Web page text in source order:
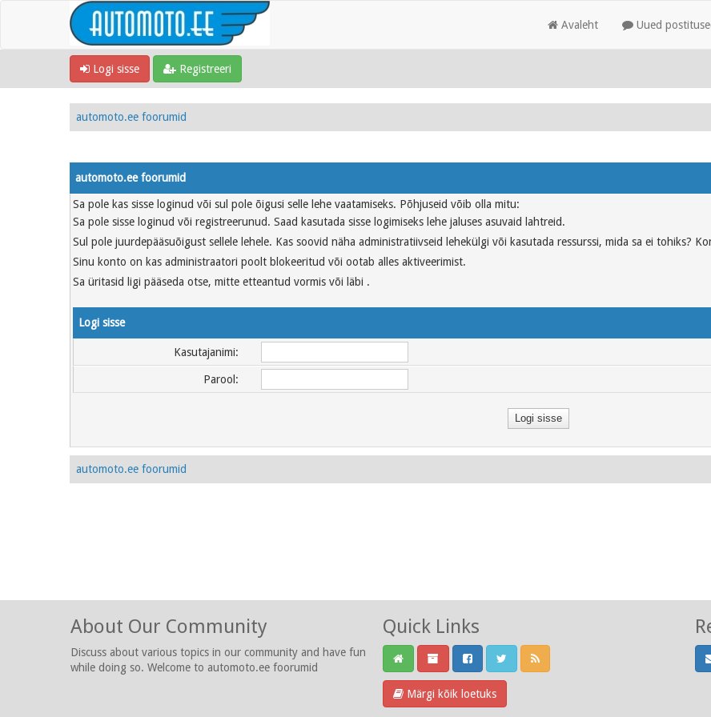
Avaleht Uued
Logi sisse Registreeri
automoto.ee foorumid
automoto.ee foorumid
Sa pole kas sisse loginud või sul pole õigusi selle lehe vaatamiseks. Põhjuseid võib olla mitu:
Sa pole sisse loginud või registreerunud. Saad kasutada sisse logimiseks lehe jaluses asuvaid lahtreid.
Sul pole juurdepääsuõigust sellele lehele. Kas soovid näha administratiivseid lehekülgi või kasutada ressurssi, mida sa ei tohiks?
Sinu konto on kas administraatori poolt blokeeritud või ootab alles aktiveerimist.
Sa üritasid ligi pääseda otse, mitte etteantud vormis või läbi .
Logi sisse
Kasutajanimi:
Parool:
automoto.ee foorumid
About Our Community
Discuss about various topics in our community and have fun
while doing so. Welcome to automoto.ee foorumid
Quick Links
Märgi kõik loetuks